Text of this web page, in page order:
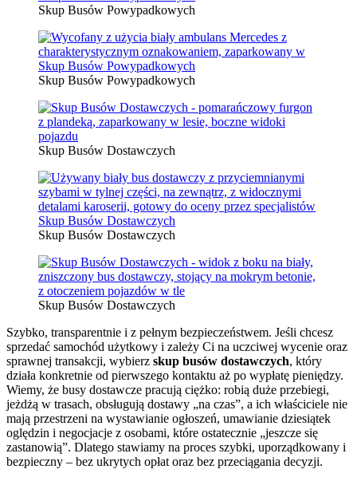
Skup Busów Powypadkowych
Skup Busów Powypadkowych
Skup Busów Dostawczych
Skup Busów Dostawczych
Skup Busów Dostawczych
Szybko, transparentnie i z pełnym bezpieczeństwem. Jeśli chcesz
sprzedać samochód użytkowy i zależy Ci na uczciwej wycenie oraz
sprawnej transakcji, wybierz skup busów dostawczych, który
działa konkretnie od pierwszego kontaktu aż po wypłatę pieniędzy.
Wiemy, że busy dostawcze pracują ciężko: robią duże przebiegi,
jeżdżą w trasach, obsługują dostawy „na czas”, a ich właściciele nie
mają przestrzeni na wystawianie ogłoszeń, umawianie dziesiątek
oględzin i negocjacje z osobami, które ostatecznie „jeszcze się
zastanowią”. Dlatego stawiamy na proces szybki, uporządkowany i
bezpieczny – bez ukrytych opłat oraz bez przeciągania decyzji.